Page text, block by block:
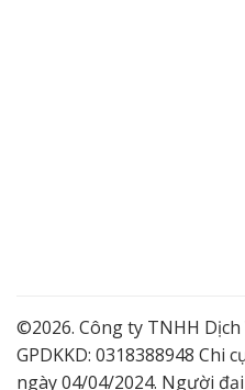
©2026. Công ty TNHH
GPDKKD: 0318388948 Chi
ngày 04/04/2024. Người